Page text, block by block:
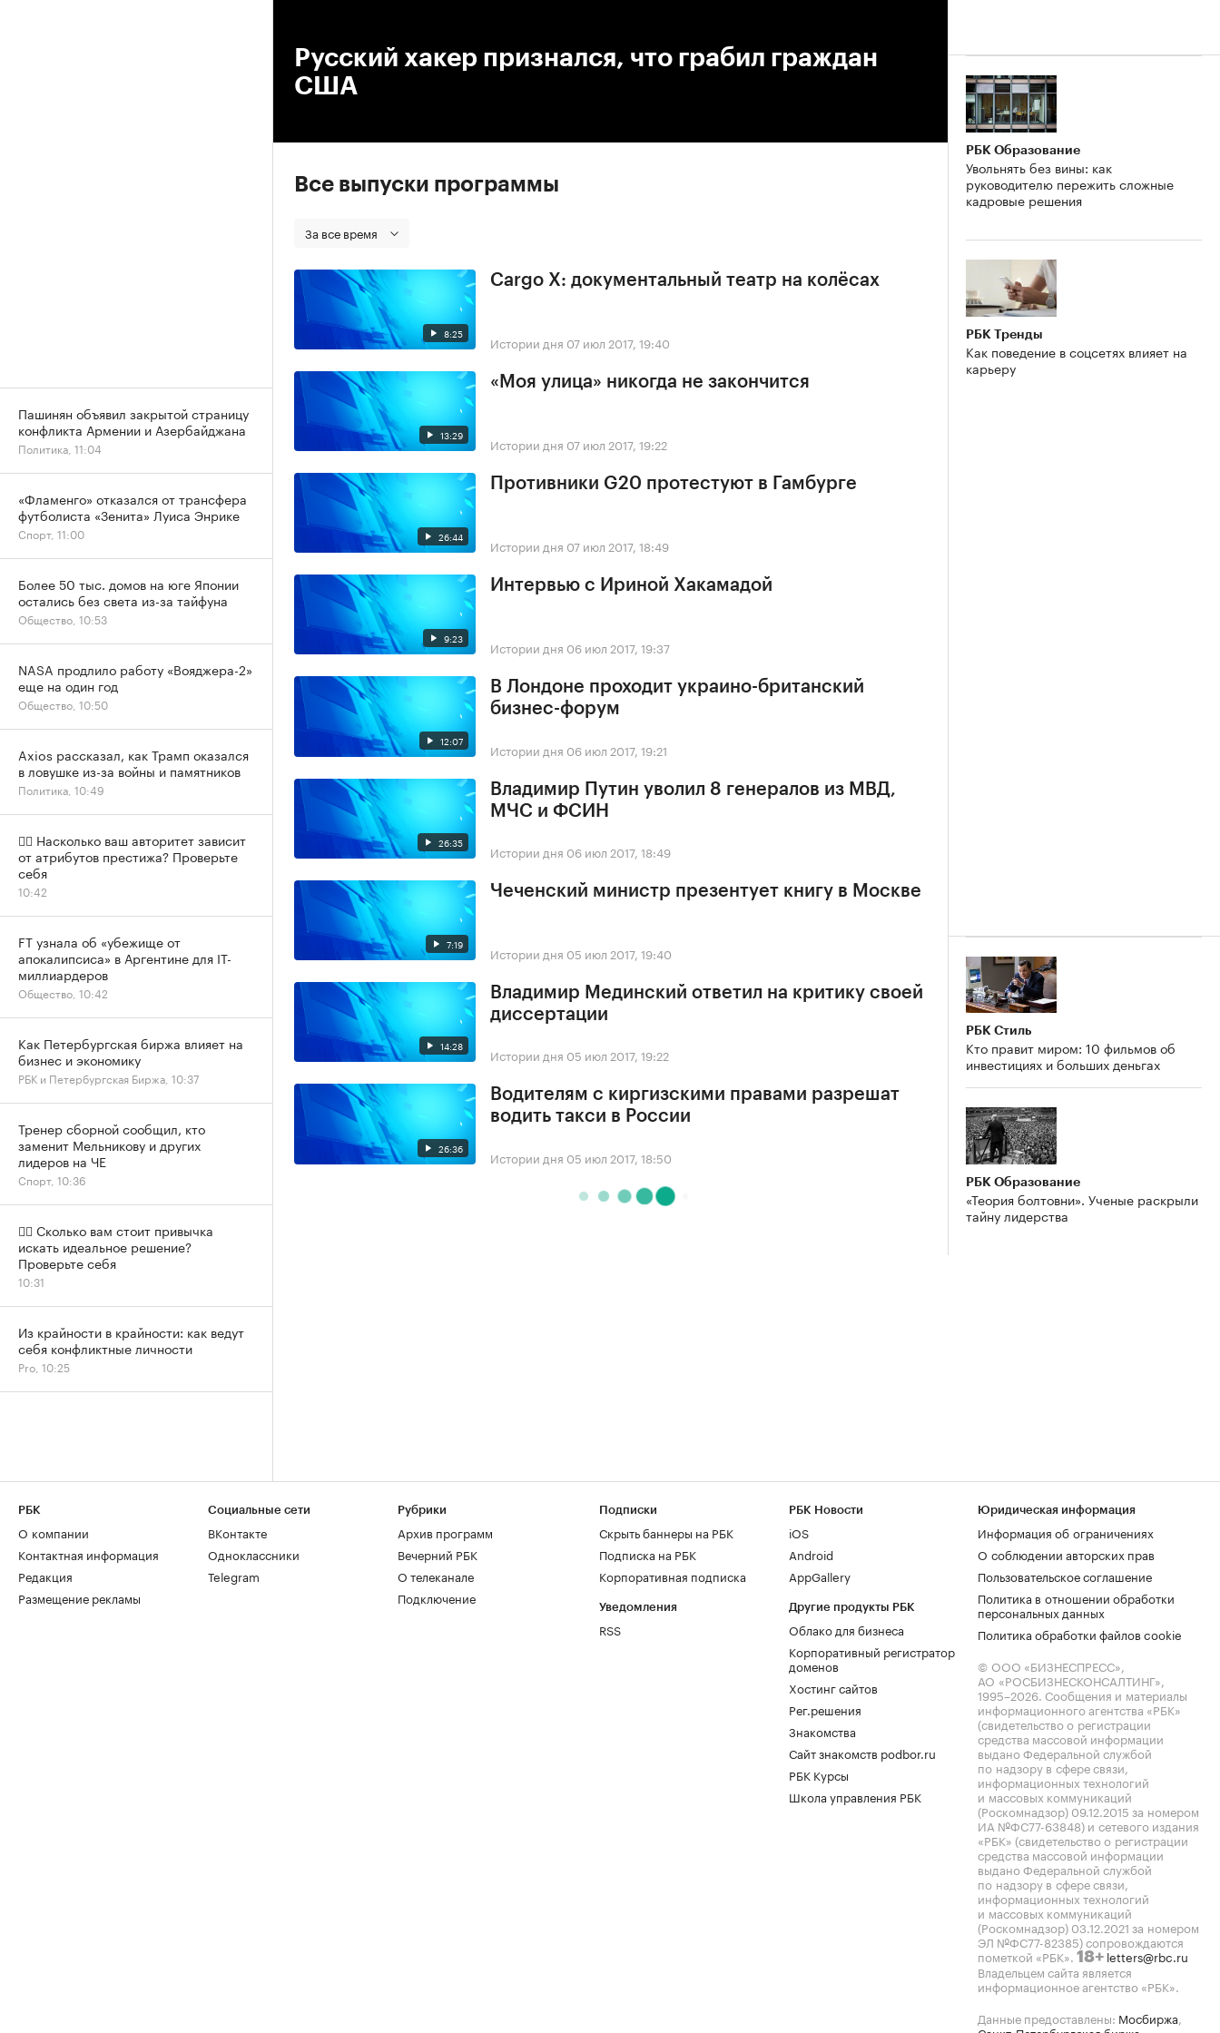
Русский хакер признался, что грабил граждан
США
Все выпуски программы
За все время
8:25
Cargo X: документальный театр на колёсах
Истории дня 07 июл 2017, 19:40
13:29
«Моя улица» никогда не закончится
Истории дня 07 июл 2017, 19:22
26:44
Противники G20 протестуют в Гамбурге
Истории дня 07 июл 2017, 18:49
9:23
Интервью с Ириной Хакамадой
Истории дня 06 июл 2017, 19:37
12:07
В Лондоне проходит украино-британский
бизнес-форум
Истории дня 06 июл 2017, 19:21
26:35
Владимир Путин уволил 8 генералов из МВД,
МЧС и ФСИН
Истории дня 06 июл 2017, 18:49
7:19
Чеченский министр презентует книгу в Москве
Истории дня 05 июл 2017, 19:40
14:28
Владимир Мединский ответил на критику своей
диссертации
Истории дня 05 июл 2017, 19:22
26:36
Водителям с киргизскими правами разрешат
водить такси в России
Истории дня 05 июл 2017, 18:50
РБК Образование
Увольнять без вины: как
руководителю пережить сложные
кадровые решения
РБК Тренды
Как поведение в соцсетях влияет на
карьеру
РБК Стиль
Кто правит миром: 10 фильмов об
инвестициях и больших деньгах
РБК Образование
«Теория болтовни». Ученые раскрыли
тайну лидерства
Пашинян объявил закрытой страницу
конфликта Армении и Азербайджана
Политика, 11:04
«Фламенго» отказался от трансфера
футболиста «Зенита» Луиса Энрике
Спорт, 11:00
Более 50 тыс. домов на юге Японии
остались без света из-за тайфуна
Общество, 10:53
NASA продлило работу «Вояджера-2»
еще на один год
Общество, 10:50
Axios рассказал, как Трамп оказался
в ловушке из-за войны и памятников
Политика, 10:49
✍🏻 Насколько ваш авторитет зависит
от атрибутов престижа? Проверьте
себя
10:42
FT узнала об «убежище от
апокалипсиса» в Аргентине для IT-
миллиардеров
Общество, 10:42
Как Петербургская биржа влияет на
бизнес и экономику
РБК и Петербургская Биржа, 10:37
Тренер сборной сообщил, кто
заменит Мельникову и других
лидеров на ЧЕ
Спорт, 10:36
✍🏻 Сколько вам стоит привычка
искать идеальное решение?
Проверьте себя
10:31
Из крайности в крайности: как ведут
себя конфликтные личности
Pro, 10:25
РБК
О компании
Контактная информация
Редакция
Размещение рекламы
Социальные сети
ВКонтакте
Одноклассники
Telegram
Рубрики
Архив программ
Вечерний РБК
О телеканале
Подключение
Подписки
Скрыть баннеры на РБК
Подписка на РБК
Корпоративная подписка
Уведомления
RSS
РБК Новости
iOS
Android
AppGallery
Другие продукты РБК
Облако для бизнеса
Корпоративный регистратор
доменов
Хостинг сайтов
Рег.решения
Знакомства
Сайт знакомств podbor.ru
РБК Курсы
Школа управления РБК
Юридическая информация
Информация об ограничениях
О соблюдении авторских прав
Пользовательское соглашение
Политика в отношении обработки
персональных данных
Политика обработки файлов cookie
© ООО «БИЗНЕСПРЕСС»,
АО «РОСБИЗНЕСКОНСАЛТИНГ»,
1995–2026. Сообщения и материалы
информационного агентства «РБК»
(свидетельство о регистрации
средства массовой информации
выдано Федеральной службой
по надзору в сфере связи,
информационных технологий
и массовых коммуникаций
(Роскомнадзор) 09.12.2015 за номером
ИА №ФС77-63848) и сетевого издания
«РБК» (свидетельство о регистрации
средства массовой информации
выдано Федеральной службой
по надзору в сфере связи,
информационных технологий
и массовых коммуникаций
(Роскомнадзор) 03.12.2021 за номером
ЭЛ №ФС77-82385) сопровождаются
пометкой «РБК». 18+ letters@rbc.ru
Владельцем сайта является
информационное агентство «РБК».
Данные предоставлены: Мосбиржа,